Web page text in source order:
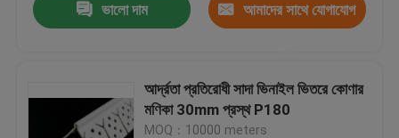
ভালো দাম আমাদের সাথে যোগাযোগ
আর্দ্রতা প্রতিরোধী সাদা ভিনাইল ভিতরে কোণার
মণিকা 30mm প্রস্থ P180
MOQ：10000 meters